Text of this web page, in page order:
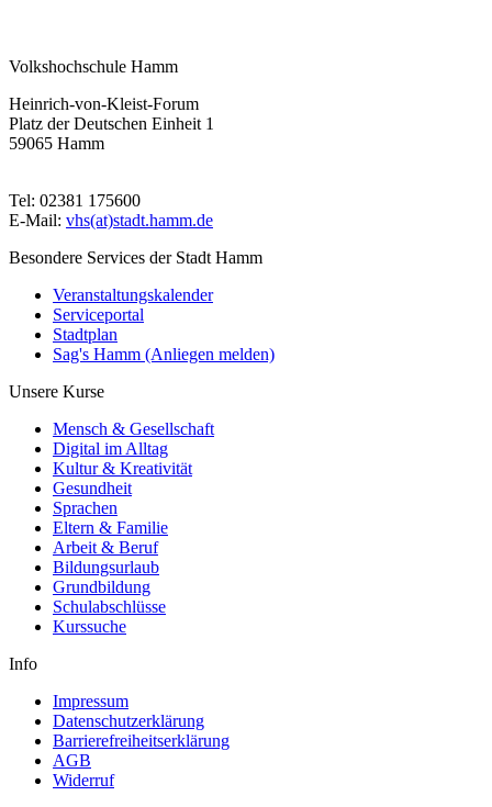
Volkshochschule Hamm
Heinrich-von-Kleist-Forum
Platz der Deutschen Einheit 1
59065 Hamm
Tel: 02381 175600
E-Mail: vhs(at)stadt.hamm.de
Besondere Services der Stadt Hamm
Veranstaltungskalender
Serviceportal
Stadtplan
Sag's Hamm (Anliegen melden)
Unsere Kurse
Mensch & Gesellschaft
Digital im Alltag
Kultur & Kreativität
Gesundheit
Sprachen
Eltern & Familie
Arbeit & Beruf
Bildungsurlaub
Grundbildung
Schulabschlüsse
Kurssuche
Info
Impressum
Datenschutzerklärung
Barrierefreiheitserklärung
AGB
Widerruf